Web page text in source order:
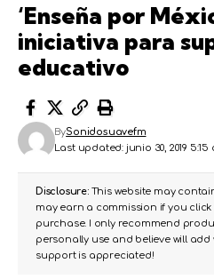
‘Enseña por
iniciativa para
educativo
Last updated: junio 30, 2019 5:15
BySonidosuavefm
Disclosure:This website may
may earn a commission if you
purchase. I only recommend
personally use and believe will add
support is appreciated!